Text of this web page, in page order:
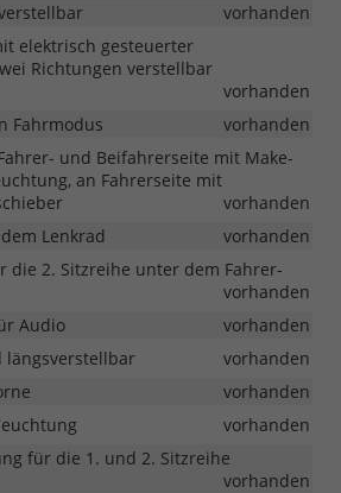
vorhanden
elektrisch gesteuerter
Richtungen verstellbar
vorhanden
Fahrmodus
vorhanden
und Beifahrerseite mit Make-
an Fahrerseite mit
vorhanden
Lenkrad
vorhanden
die 2. Sitzreihe unter dem Fahrer-
vorhanden
Audio
vorhanden
längsverstellbar
vorhanden
vorhanden
vorhanden
für die 1. und 2. Sitzreihe
vorhanden